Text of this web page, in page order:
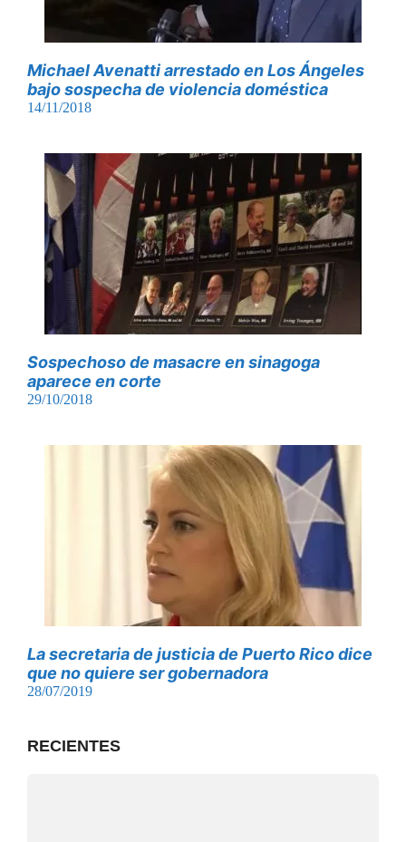
Michael Avenatti arrestado en Los Ángeles
bajo sospecha de violencia doméstica
14/11/2018
Sospechoso de masacre en sinagoga
aparece en corte
29/10/2018
La secretaria de justicia de Puerto Rico dice
que no quiere ser gobernadora
28/07/2019
RECIENTES